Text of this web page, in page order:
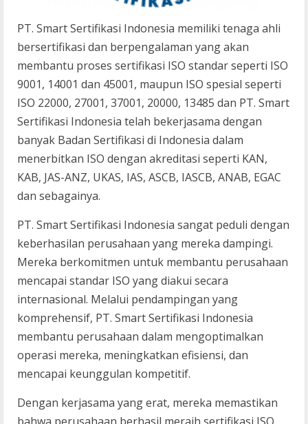
PT. Smart Sertifikasi Indonesia memiliki tenaga ahli
bersertifikasi dan berpengalaman yang akan
membantu proses sertifikasi ISO standar seperti ISO
9001, 14001 dan 45001, maupun ISO spesial seperti
ISO 22000, 27001, 37001, 20000, 13485 dan PT. Smart
Sertifikasi Indonesia telah bekerjasama dengan
banyak Badan Sertifikasi di Indonesia dalam
menerbitkan ISO dengan akreditasi seperti KAN,
KAB, JAS-ANZ, UKAS, IAS, ASCB, IASCB, ANAB, EGAC
dan sebagainya.
PT. Smart Sertifikasi Indonesia sangat peduli dengan
keberhasilan perusahaan yang mereka dampingi.
Mereka berkomitmen untuk membantu perusahaan
mencapai standar ISO yang diakui secara
internasional. Melalui pendampingan yang
komprehensif, PT. Smart Sertifikasi Indonesia
membantu perusahaan dalam mengoptimalkan
operasi mereka, meningkatkan efisiensi, dan
mencapai keunggulan kompetitif.
Dengan kerjasama yang erat, mereka memastikan